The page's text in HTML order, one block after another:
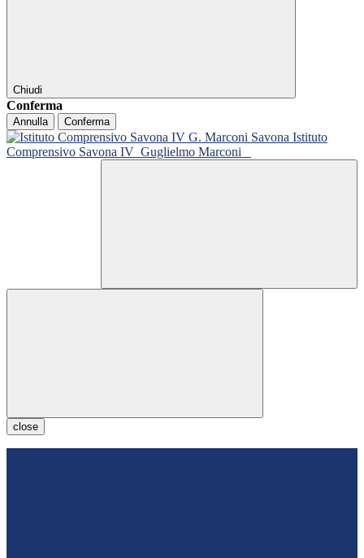
Chiudi
Conferma
Annulla Conferma
Istituto
Comprensivo Savona IV Guglielmo Marconi
close